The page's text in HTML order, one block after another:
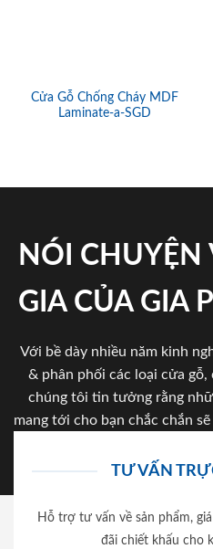
Cửa Gỗ Chống Cháy MDF
Laminate-a-SGD
NÓI CHUYỆN
GIA CỦA GIA
Với bề dày nhiều năm kinh
& phân phối các loại cửa gỗ,
chúng tôi tin tưởng rằng
mang tới cho bạn chắc chắn
TƯ VẤN
Hỗ trợ tư vấn về sản phẩm,
đãi chiết khấu cho